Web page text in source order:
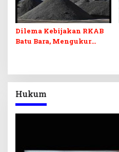
Dilema Kebijakan RKAB
Batu Bara, Mengukur
Hukum